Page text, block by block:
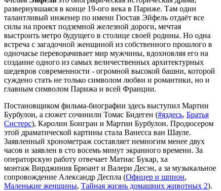
развернувшаяся в конце 19-ого века в Париже. Там один
талантливый инженер по имени Гюстав Эйфель отдаёт все
силы на проект подземной железной дороги, мечтая
выстроить метро будущего в столице своей родины. Но одна
встреча с загадочной женщиной из собственного прошлого в
одночасье переворачивает мир мужчины, вдохновляя его на
создание одного из самых величественных архитектурных
шедевров современности - огромной высокой башни, которой
суждено стать не только символом любви и романтики, но и
главным символом Парижа и всей Франции.
Постановщиком фильма-биографии здесь выступил Мартин
Бурбулон, а сюжет сочинили Томас Бидеген (#яздесь, Братья
Систерс), Каролин Бонгран и Мартин Бурбулон. Продюсером
этой драматической картины стала Ванесса ван Шауле.
Заявленный хронометраж составляет немногим менее двух
часов и заявлен в сто восемь минут экранного времени. За
операторскую работу отвечает Матиас Букар, ха
монтаж Вирджиния Брюант и Валери Десэн, а за музыкальное
сопровождение Александр Деспла (Офицер и шпион,
Маленькие женщины, Тайная жизнь домашних животных 2).